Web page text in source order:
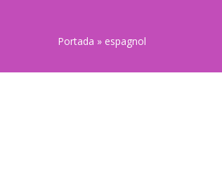
Portada » espagnol